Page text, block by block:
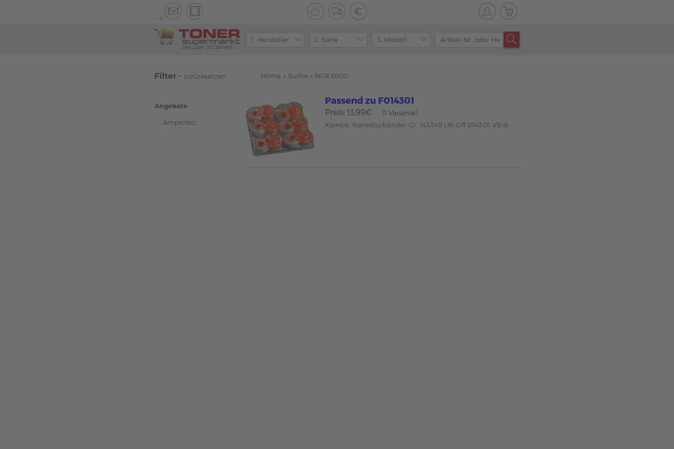
-->
seit über 30 Jahren
Filter - zurücksetzen
Angebote
Ampertec
Home » Suche » NCR 8000
Passend zu F014301
Preis: 13,99€
(1 Variante)
Kompa. Korrekturbänder Gr. 143/145 Lift-Off 0143.01 VE=6